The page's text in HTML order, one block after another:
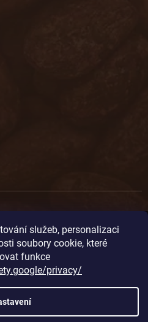
služeb, personalizaci
soubory cookie, které
funkce
privacy/